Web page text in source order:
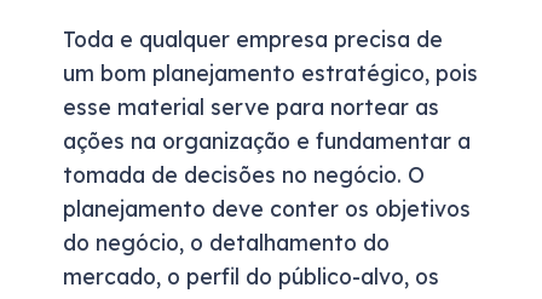
Toda e qualquer empresa precisa de
um bom planejamento estratégico, pois
esse material serve para nortear as
ações na organização e fundamentar a
tomada de decisões no negócio. O
planejamento deve conter os objetivos
do negócio, o detalhamento do
mercado, o perfil do público-alvo, os